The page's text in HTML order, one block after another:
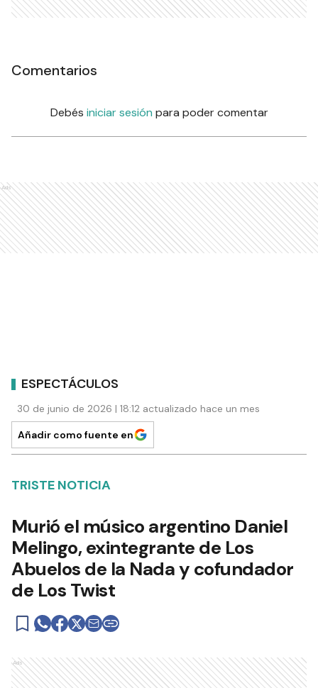
Comentarios
Debés iniciar sesión para poder comentar
Ads
ESPECTÁCULOS
30 de junio de 2026 | 18:12 actualizado hace un mes
Añadir como fuente en
TRISTE NOTICIA
Murió el músico argentino Daniel
Melingo, exintegrante de Los
Abuelos de la Nada y cofundador
de Los Twist
Ads